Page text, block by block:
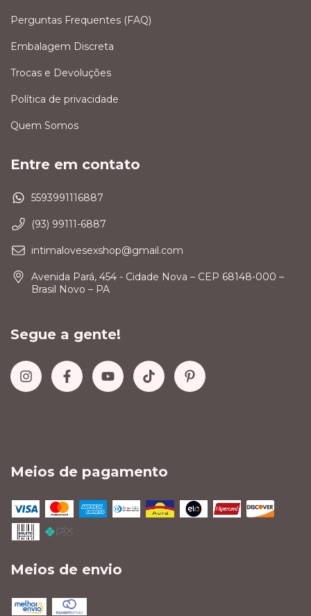
Perguntas Frequentes (FAQ)
Embalagem Discreta
Trocas e Devoluções
Política de privacidade
Quem Somos
Entre em contato
5593991116887
(93) 99111-6887
intimalovesexshop@gmail.com
Avenida Pará, 454 - Cidade Nova – CEP 68148-000 –
Brasil Novo – PA
Segue a gente!
Meios de pagamento
Meios de envio